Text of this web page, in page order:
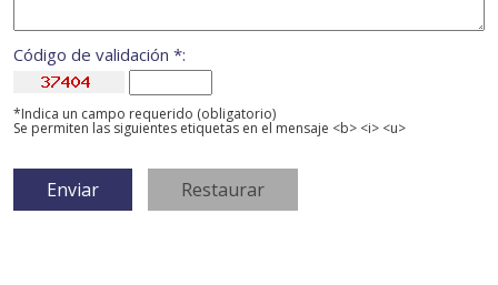
Código de validación *:
*Indica un campo requerido (obligatorio)
Se permiten las siguientes etiquetas en el mensaje <b> <i> <u>